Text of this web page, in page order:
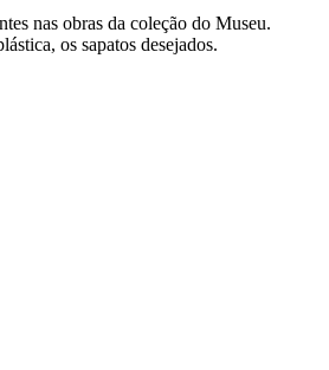
nas obras da coleção do Museu.
os sapatos desejados.